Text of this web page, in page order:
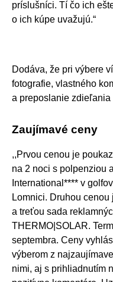
príslušníci. Tí čo ich
o ich kúpe uvažujú.“
Dodáva, že pri výbere
fotografie, vlastného
a preposlanie
Zaujímavé ceny
,,Prvou cenou je
na 2 noci s polpenziou
International**** v
Lomnici. Druhou
a treťou sada
THERMO|SOLAR.
septembra. Ceny
výberom z
nimi, aj s prihliadnutím